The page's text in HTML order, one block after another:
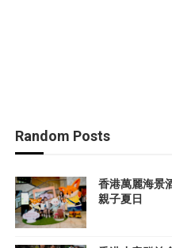
Random Posts
香港萬麗海景
親子夏日